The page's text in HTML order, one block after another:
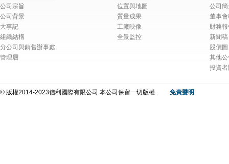
公司宗旨
公司背景
大事記
組織結構
分公司與銷售辦事處
管理層
位置與地圖
質量成果
工廠映像
全景監控
公司
董事
財務
新聞稿
股價圖
其他
投資
© 版權2014-2023信利國際有限公司 本公司保留一切版權 . 免責聲明